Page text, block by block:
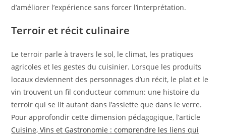
d’améliorer l’expérience sans forcer l’interprétation.
Terroir et récit culinaire
Le terroir parle à travers le sol, le climat, les pratiques
agricoles et les gestes du cuisinier. Lorsque les produits
locaux deviennent des personnages d’un récit, le plat et le
vin trouvent un fil conducteur commun: une histoire du
terroir qui se lit autant dans l’assiette que dans le verre.
Pour approfondir cette dimension pédagogique, l’article
Cuisine, Vins et Gastronomie : comprendre les liens qui